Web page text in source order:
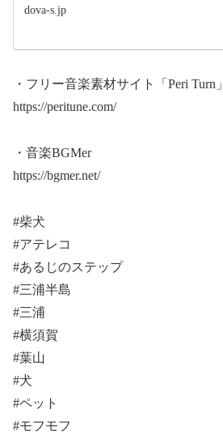
dova-s.jp
・フリー音楽素材サイト「Peri Turn」
https://peritune.com/
・音楽BGMer
https://bgmer.net/
#柴犬
#アテレコ
#あるじのステップ
#三浦半島
#三浦
#横須賀
#葉山
#犬
#ペット
#モフモフ